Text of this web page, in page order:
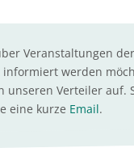
Veranstaltungen der
informiert werden
unseren Verteiler auf.
eine kurze Email.